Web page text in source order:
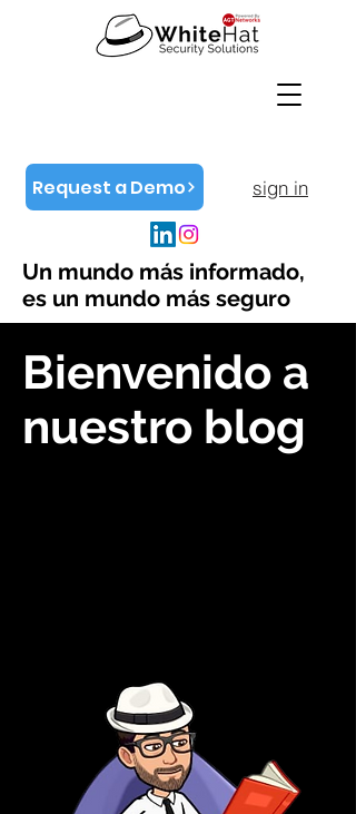
sign in
Request a Demo
Un mundo más informado,
es un mundo más seguro
Bienvenido a
nuestro blog